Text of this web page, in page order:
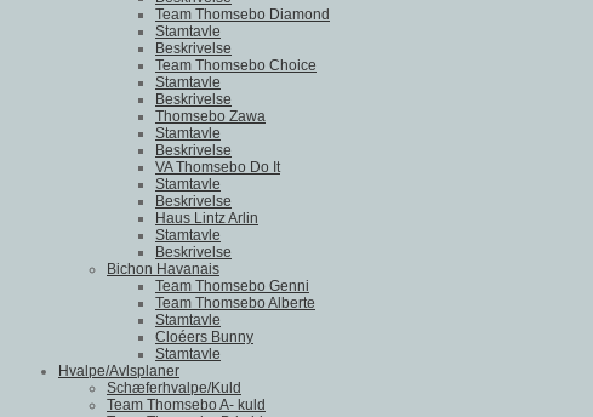
Team Thomsebo Diamond
Stamtavle
Beskrivelse
Team Thomsebo Choice
Stamtavle
Beskrivelse
Thomsebo Zawa
Stamtavle
Beskrivelse
VA Thomsebo Do It
Stamtavle
Beskrivelse
Haus Lintz Arlin
Stamtavle
Beskrivelse
Bichon Havanais
Team Thomsebo Genni
Team Thomsebo Alberte
Stamtavle
Cloéers Bunny
Stamtavle
Hvalpe/Avlsplaner
Schæferhvalpe/Kuld
Team Thomsebo A- kuld